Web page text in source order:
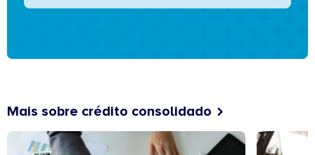
Mais sobre crédito consolidado